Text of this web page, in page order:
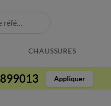
CHAUSSURES
899013 Appliquer